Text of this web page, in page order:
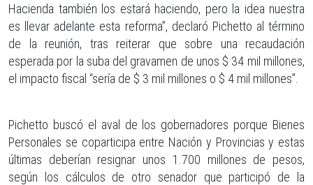
Hacienda también los estará haciendo, pero la idea nuestra
es llevar adelante esta reforma”, declaró Pichetto al término
de la reunión, tras reiterar que sobre una recaudación
esperada por la suba del gravamen de unos $ 34 mil millones,
el impacto fiscal “sería de $ 3 mil millones o $ 4 mil millones”.
Pichetto buscó el aval de los gobernadores porque Bienes
Personales se coparticipa entre Nación y Provincias y estas
últimas deberían resignar unos 1.700 millones de pesos,
según los cálculos de otro senador que participó de la